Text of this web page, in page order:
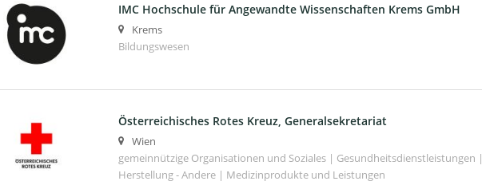
IMC Hochschule für Angewandte Wissenschaften Krems GmbH
Krems
Bildungswesen
Österreichisches Rotes Kreuz, Generalsekretariat
Wien
gemeinnützige Organisationen und Soziales | Gesundheitsdienstleistungen |
Herstellung - Andere | Medizinprodukte und Leistungen